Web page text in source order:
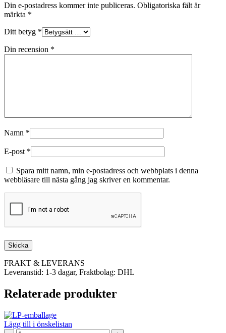
Din e-postadress kommer inte publiceras. Obligatoriska fält är
märkta *
Ditt betyg *
Din recension *
Namn *
E-post *
Spara mitt namn, min e-postadress och webbplats i denna
webbläsare till nästa gång jag skriver en kommentar.
FRAKT & LEVERANS
Leveranstid: 1-3 dagar, Fraktbolag: DHL
Relaterade produkter
Lägg till i önskelistan